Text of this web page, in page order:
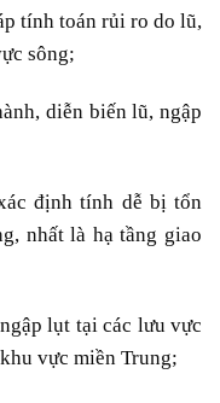
tính toán rủi ro do lũ,
sông;
diễn biến lũ, ngập
định tính dễ bị tổn
nhất là hạ tầng giao
lụt tại các lưu vực
vực miền Trung;